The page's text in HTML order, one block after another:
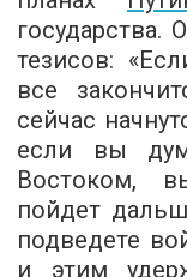
государства.
тезисов:
все
сейчас
если вы
Востоком,
пойдет
подведете
и этим